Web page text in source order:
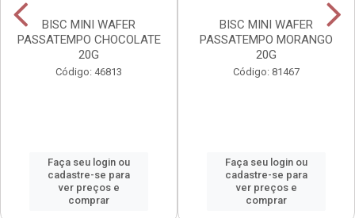
BISC MINI WAFER
PASSATEMPO CHOCOLATE
20G
Código: 46813
Faça seu login ou
cadastre-se para
ver preços e
comprar
BISC MINI WAFER
PASSATEMPO MORANGO
20G
Código: 81467
Faça seu login ou
cadastre-se para
ver preços e
comprar